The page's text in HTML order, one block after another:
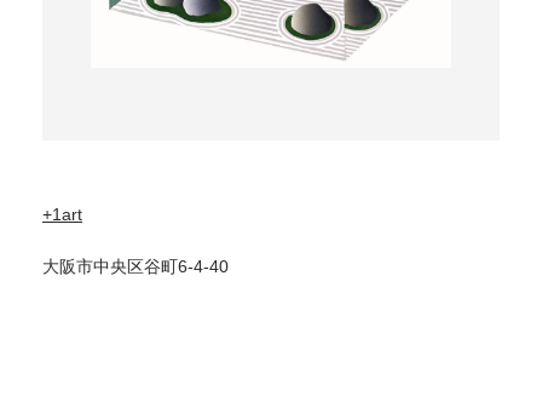
+1art
大阪市中央区谷町6-4-40